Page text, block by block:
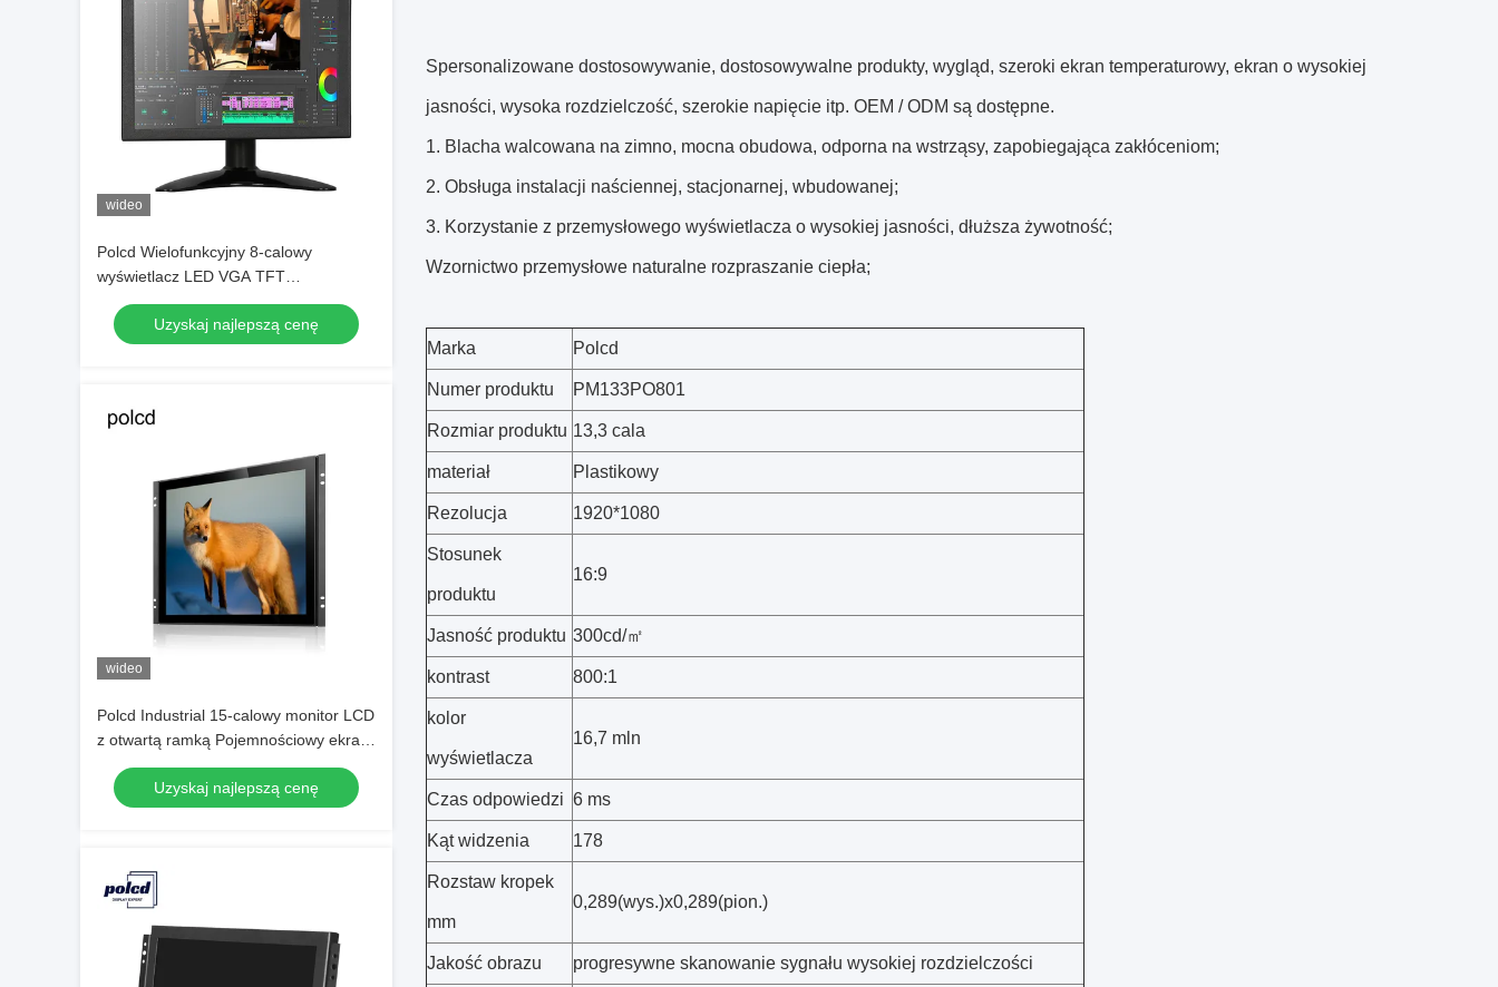
wideo
Polcd Wielofunkcyjny 8-calowy
wyświetlacz LED VGA TFT
Wbudowany monitor przemysłowy
Materiał metalowy
Uzyskaj najlepszą cenę
wideo
Polcd Industrial 15-calowy monitor LCD
z otwartą ramką Pojemnościowy ekran
dotykowy Pure Plane
Uzyskaj najlepszą cenę
Spersonalizowane dostosowywanie, dostosowywalne produkty, wygląd, szeroki ekran temperaturowy, ekran o wysokiej
jasności, wysoka rozdzielczość, szerokie napięcie itp. OEM / ODM są dostępne.
1. Blacha walcowana na zimno, mocna obudowa, odporna na wstrząsy, zapobiegająca zakłóceniom;
2. Obsługa instalacji naściennej, stacjonarnej, wbudowanej;
3. Korzystanie z przemysłowego wyświetlacza o wysokiej jasności, dłuższa żywotność;
Wzornictwo przemysłowe naturalne rozpraszanie ciepła;
Marka Polcd
Numer produktu PM133PO801
Rozmiar produktu 13,3 cala
materiał Plastikowy
Rezolucja 1920*1080
Stosunek
produktu
16:9
Jasność produktu 300cd/㎡
kontrast 800:1
kolor
wyświetlacza
16,7 mln
Czas odpowiedzi 6 ms
Kąt widzenia 178
Rozstaw kropek
mm
0,289(wys.)x0,289(pion.)
Jakość obrazu progresywne skanowanie sygnału wysokiej rozdzielczości